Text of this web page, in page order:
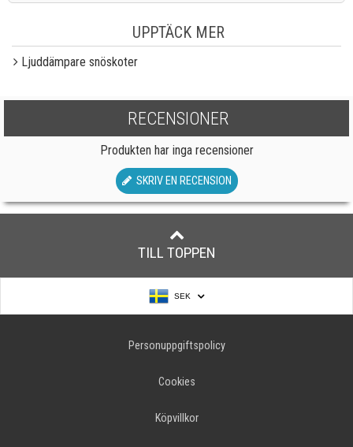
UPPTÄCK MER
Ljuddämpare snöskoter
RECENSIONER
Produkten har inga recensioner
SKRIV EN RECENSION
TILL TOPPEN
SEK
Personuppgiftspolicy
Cookies
Köpvillkor